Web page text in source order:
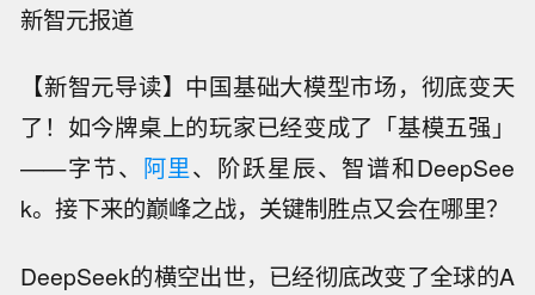
新智元报道
【新智元导读】中国基础大模型市场，彻底变天
了！如今牌桌上的玩家已经变成了「基模五强」
——字节、 阿里、阶跃星辰、智谱和DeepSee
k。接下来的巅峰之战，关键制胜点又会在哪里？
DeepSeek的横空出世，已经彻底改变了全球的A